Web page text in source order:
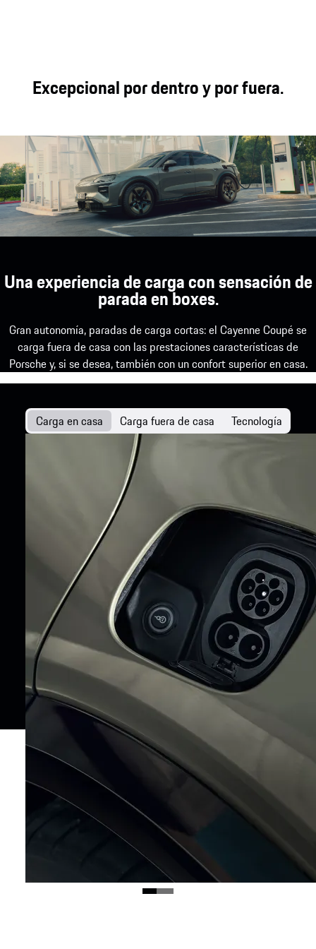
Excepcional por dentro y por fuera.
Una experiencia de carga con sensación de
parada en boxes.
Gran autonomía, paradas de carga cortas: el Cayenne Coupé se
carga fuera de casa con las prestaciones características de
Porsche y, si se desea, también con un confort superior en casa.
Carga en casa Carga fuera de casa Tecnología